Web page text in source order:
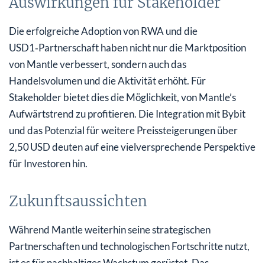
Die erfolgreiche Adoption von RWA und die
USD1‑Partnerschaft haben nicht nur die Marktposition
von Mantle verbessert, sondern auch das
Handelsvolumen und die Aktivität erhöht. Für
Stakeholder bietet dies die Möglichkeit, von Mantle’s
Aufwärtstrend zu profitieren. Die Integration mit Bybit
und das Potenzial für weitere Preissteigerungen über
2,50 USD deuten auf eine vielversprechende Perspektive
für Investoren hin.
Zukunftsaussichten
Während Mantle weiterhin seine strategischen
Partnerschaften und technologischen Fortschritte nutzt,